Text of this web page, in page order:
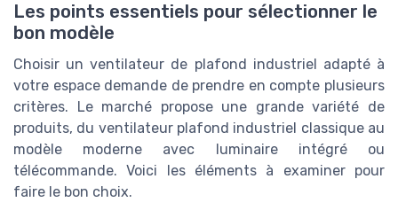
Les points essentiels pour sélectionner le
bon modèle
Choisir un ventilateur de plafond industriel adapté à
votre espace demande de prendre en compte plusieurs
critères. Le marché propose une grande variété de
produits, du ventilateur plafond industriel classique au
modèle moderne avec luminaire intégré ou
télécommande. Voici les éléments à examiner pour
faire le bon choix.